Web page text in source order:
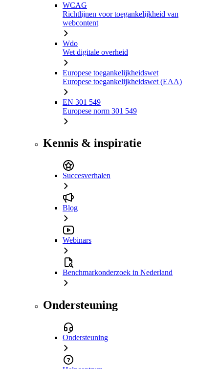
WCAG
Richtlijnen voor toegankelijkheid van
webcontent
Wdo
Wet digitale overheid
Europese toegankelijkheidswet
Europese toegankelijkheidswet (EAA)
EN 301 549
Europese norm 301 549
Kennis & inspiratie
Succesverhalen
Blog
Webinars
Benchmarkonderzoek in Nederland
Ondersteuning
Ondersteuning